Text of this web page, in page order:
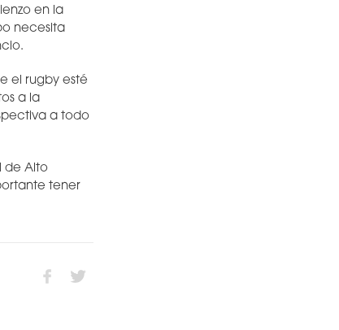
en la
necesita
el rugby esté
a la
a todo
de Alto
tener